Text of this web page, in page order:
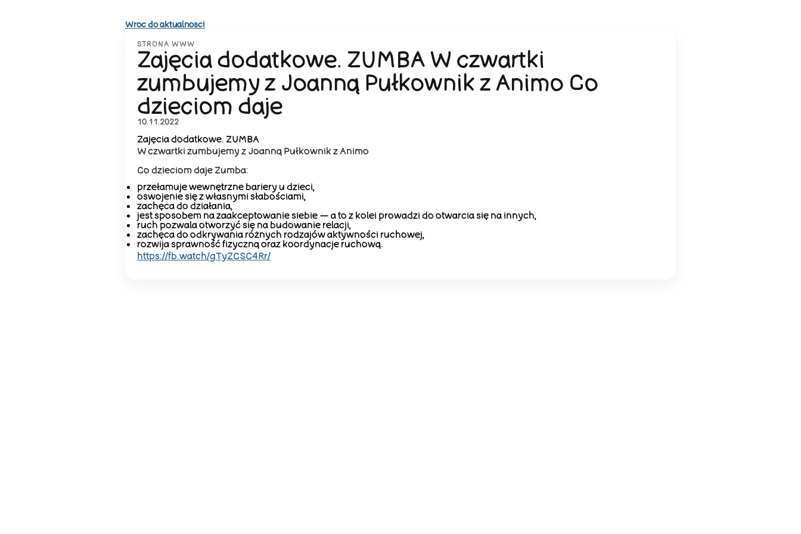
Wroc do aktualnosci
STRONA WWW
Zajęcia dodatkowe. ZUMBA W czwartki
zumbujemy z Joanną Pułkownik z Animo Co
dzieciom daje
10.11.2022
Zajęcia dodatkowe. ZUMBA
W czwartki zumbujemy z Joanną Pułkownik z Animo
Co dzieciom daje Zumba:
przełamuje wewnętrzne bariery u dzieci,
oswojenie się z własnymi słabościami,
zachęca do działania,
jest sposobem na zaakceptowanie siebie — a to z kolei prowadzi do otwarcia się na innych,
ruch pozwala otworzyć się na budowanie relacji,
zachęca do odkrywania różnych rodzajów aktywności ruchowej,
rozwija sprawność fizyczną oraz koordynacje ruchową.
https://fb.watch/gTyZCSC4Rr/